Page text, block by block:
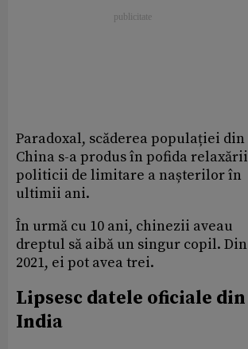
Paradoxal, scăderea populației din
China s-a produs în pofida relaxării
politicii de limitare a nașterilor în
ultimii ani.
În urmă cu 10 ani, chinezii aveau
dreptul să aibă un singur copil. Din
2021, ei pot avea trei.
Lipsesc datele oficiale din
India